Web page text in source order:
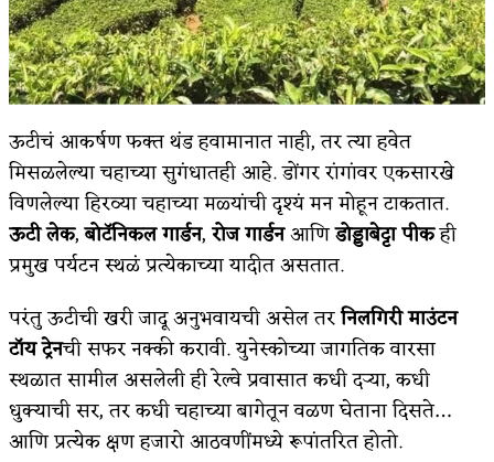
ऊटीचं आकर्षण फक्त थंड हवामानात नाही, तर त्या हवेत
मिसळलेल्या चहाच्या सुगंधातही आहे. डोंगर रांगांवर एकसारखे
विणलेल्या हिरव्या चहाच्या मळ्यांची दृश्यं मन मोहून टाकतात.
ऊटी लेक,बोटॅनिकल गार्डन,रोज गार्डनआणिडोड्डाबेट्टा पीकही
प्रमुख पर्यटन स्थळं प्रत्येकाच्या यादीत असतात.
परंतु ऊटीची खरी जादू अनुभवायची असेल तरनिलगिरी माउंटन
टॉय ट्रेनची सफर नक्की करावी. युनेस्कोच्या जागतिक वारसा
स्थळात सामील असलेली ही रेल्वे प्रवासात कधी दऱ्या, कधी
धुक्याची सर, तर कधी चहाच्या बागेतून वळण घेताना दिसते…
आणि प्रत्येक क्षण हजारो आठवणींमध्ये रूपांतरित होतो.